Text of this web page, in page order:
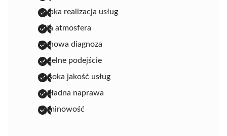
szybka realizacja usług
miła atmosfera
fachowa diagnoza
rzetelne podejście
wysoka jakość usług
dokładna naprawa
terminowość